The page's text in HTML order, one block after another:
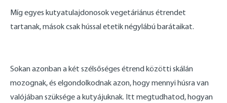
Míg egyes kutyatulajdonosok vegetáriánus étrendet
tartanak, mások csak hússal etetik négylábú barátaikat.
Sokan azonban a két szélsőséges étrend közötti skálán
mozognak, és elgondolkodnak azon, hogy mennyi húsra van
valójában szüksége a kutyájuknak. Itt megtudhatod, hogyan